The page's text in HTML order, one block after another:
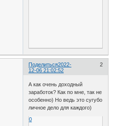
Поделиться 2
2022-
12-06 21:02:52
А как очень доходный
заработок? Как по мне, так не
особенно) Но ведь это сугубо
личное дело для каждого)
0